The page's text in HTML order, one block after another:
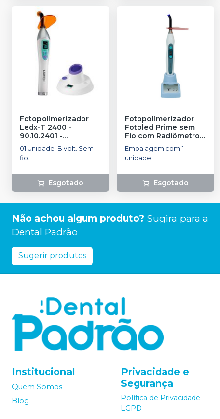
Fotopolimerizador
Ledx-T 2400 -
90.10.2401 -
ORTHOMETRIC
01 Unidade. Bivolt. Sem
fio.
Esgotado
Fotopolimerizador
Fotoled Prime sem
Fio com Radiômetro-
DENTEMED
Embalagem com 1
unidade.
Esgotado
Não achou algum produto? Sugira para a
Dental Padrão
Sugerir produtos
Institucional
Quem Somos
Blog
Privacidade e
Segurança
Política de Privacidade -
LGPD